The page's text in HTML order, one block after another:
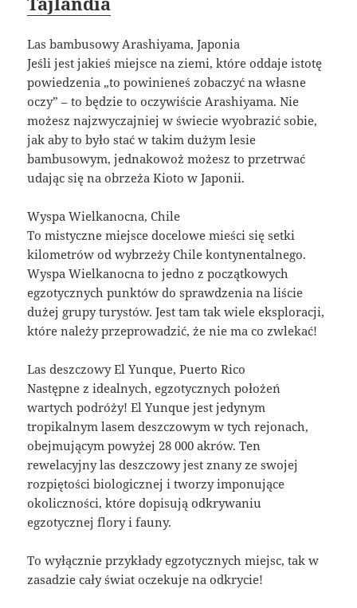
Las bambusowy Arashiyama, Japonia
Jeśli jest jakieś miejsce na ziemi, które oddaje istotę
powiedzenia „to powinieneś zobaczyć na własne
oczy” – to będzie to oczywiście Arashiyama. Nie
możesz najzwyczajniej w świecie wyobrazić sobie,
jak aby to było stać w takim dużym lesie
bambusowym, jednakowoż możesz to przetrwać
udając się na obrzeża Kioto w Japonii.
Wyspa Wielkanocna, Chile
To mistyczne miejsce docelowe mieści się setki
kilometrów od wybrzeży Chile kontynentalnego.
Wyspa Wielkanocna to jedno z początkowych
egzotycznych punktów do sprawdzenia na liście
dużej grupy turystów. Jest tam tak wiele eksploracji,
które należy przeprowadzić, że nie ma co zwlekać!
Las deszczowy El Yunque, Puerto Rico
Następne z idealnych, egzotycznych położeń
wartych podróży! El Yunque jest jedynym
tropikalnym lasem deszczowym w tych rejonach,
obejmującym powyżej 28 000 akrów. Ten
rewelacyjny las deszczowy jest znany ze swojej
rozpiętości biologicznej i tworzy imponujące
okoliczności, które dopisują odkrywaniu
egzotycznej flory i fauny.
To wyłącznie przykłady egzotycznych miejsc, tak w
zasadzie cały świat oczekuje na odkrycie!